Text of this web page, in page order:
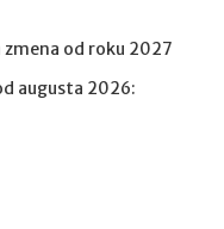
od roku 2027
augusta 2026: